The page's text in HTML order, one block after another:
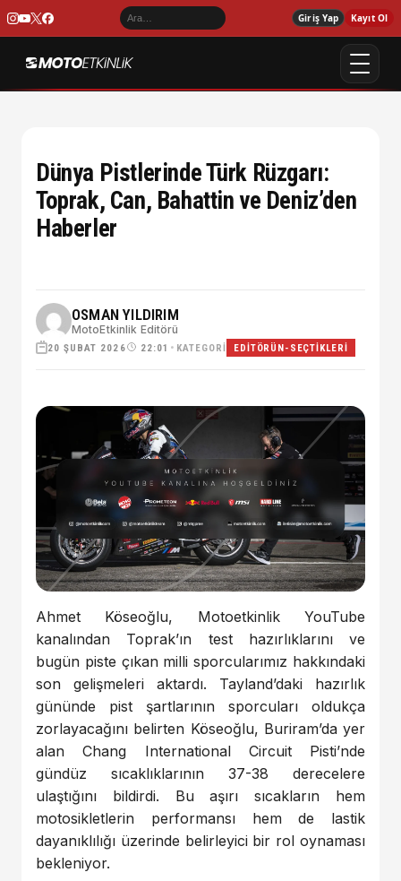
Giriş Yap Kayıt Ol
Dünya Pistlerinde Türk Rüzgarı:
Toprak, Can, Bahattin ve Deniz’den
Haberler
OSMAN YILDIRIM
MotoEtkinlik Editörü
20 ŞUBAT 2026 22:01 • KATEGORI EDITÖRÜN-SEÇTIKLERI
Ahmet Köseoğlu, Motoetkinlik YouTube
kanalından Toprak’ın test hazırlıklarını ve
bugün piste çıkan milli sporcularımız hakkındaki
son gelişmeleri aktardı. Tayland’daki hazırlık
gününde pist şartlarının sporcuları oldukça
zorlayacağını belirten Köseoğlu, Buriram’da yer
alan Chang International Circuit Pisti’nde
gündüz sıcaklıklarının 37-38 derecelere
ulaştığını bildirdi. Bu aşırı sıcakların hem
motosikletlerin performansı hem de lastik
dayanıklılığı üzerinde belirleyici bir rol oynaması
bekleniyor.